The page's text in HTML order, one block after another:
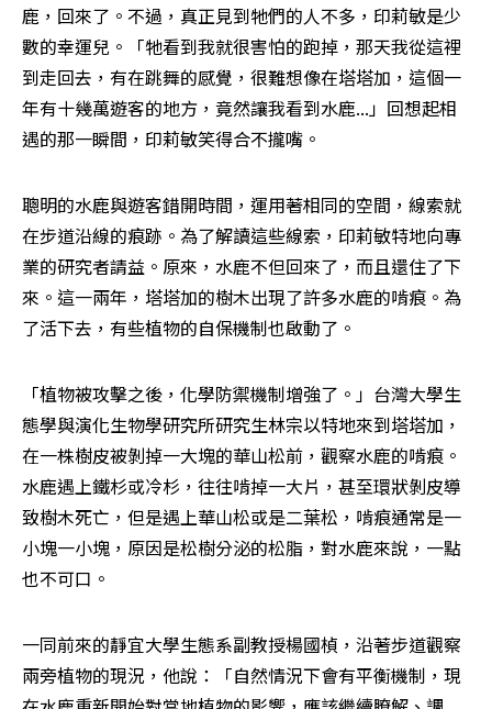
鹿，回來了。不過，真正見到牠們的人不多，印莉敏是少
數的幸運兒。「牠看到我就很害怕的跑掉，那天我從這裡
到走回去，有在跳舞的感覺，很難想像在塔塔加，這個一
年有十幾萬遊客的地方，竟然讓我看到水鹿...」回想起相
遇的那一瞬間，印莉敏笑得合不攏嘴。
聰明的水鹿與遊客錯開時間，運用著相同的空間，線索就
在步道沿線的痕跡。為了解讀這些線索，印莉敏特地向專
業的研究者請益。原來，水鹿不但回來了，而且還住了下
來。這一兩年，塔塔加的樹木出現了許多水鹿的啃痕。為
了活下去，有些植物的自保機制也啟動了。
「植物被攻擊之後，化學防禦機制增強了。」台灣大學生
態學與演化生物學研究所研究生林宗以特地來到塔塔加，
在一株樹皮被剝掉一大塊的華山松前，觀察水鹿的啃痕。
水鹿遇上鐵杉或冷杉，往往啃掉一大片，甚至環狀剝皮導
致樹木死亡，但是遇上華山松或是二葉松，啃痕通常是一
小塊一小塊，原因是松樹分泌的松脂，對水鹿來說，一點
也不可口。
一同前來的靜宜大學生態系副教授楊國楨，沿著步道觀察
兩旁植物的現況，他說：「自然情況下會有平衡機制，現